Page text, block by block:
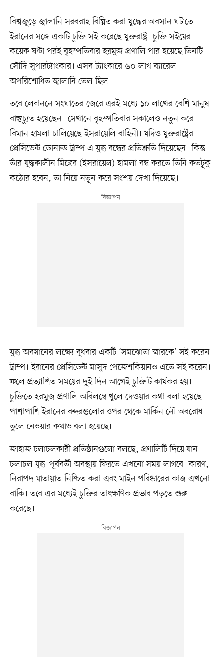
বিশ্বজুড়ে জ্বালানি সরবরাহ বিঘ্নিত করা যুদ্ধের অবসান ঘটাতে
ইরানের সঙ্গে একটি চুক্তি সই করেছে যুক্তরাষ্ট্র। চুক্তি সইয়ের
কয়েক ঘণ্টা পরই বৃহস্পতিবার হরমুজ প্রণালি পার হয়েছে তিনটি
সৌদি সুপারট্যাংকার। এসব ট্যাংকারে ৬০ লাখ ব্যারেল
অপরিশোধিত জ্বালানি তেল ছিল।
তবে লেবাননে সংঘাতের জেরে এরই মধ্যে ১০ লাখের বেশি মানুষ
বাস্তুচ্যুত হয়েছেন। সেখানে বৃহস্পতিবার সকালেও নতুন করে
বিমান হামলা চালিয়েছে ইসরায়েলি বাহিনী। যদিও যুক্তরাষ্ট্রের
প্রেসিডেন্ট ডোনাল্ড ট্রাম্প এ যুদ্ধ বন্ধের প্রতিশ্রুতি দিয়েছেন। কিন্তু
তাঁর যুদ্ধকালীন মিত্রের (ইসরায়েল) হামলা বন্ধ করতে তিনি কতটুকু
কঠোর হবেন, তা নিয়ে নতুন করে সংশয় দেখা দিয়েছে।
যুদ্ধ অবসানের লক্ষ্যে বুধবার একটি ‘সমঝোতা স্মারকে’ সই করেন
ট্রাম্প। ইরানের প্রেসিডেন্ট মাসুদ পেজেশকিয়ানও এতে সই করেন।
ফলে প্রত্যাশিত সময়ের দুই দিন আগেই চুক্তিটি কার্যকর হয়।
চুক্তিতে হরমুজ প্রণালি অবিলম্বে খুলে দেওয়ার কথা বলা হয়েছে।
পাশাপাশি ইরানের বন্দরগুলোর ওপর থেকে মার্কিন নৌ অবরোধ
তুলে নেওয়ার কথাও বলা হয়েছে।
জাহাজ চলাচলকারী প্রতিষ্ঠানগুলো বলছে, প্রণালিটি দিয়ে যান
চলাচল যুদ্ধ–পূর্ববর্তী অবস্থায় ফিরতে এখনো সময় লাগবে। কারণ,
নিরাপদ যাতায়াত নিশ্চিত করা এবং মাইন পরিষ্কারের কাজ এখনো
বাকি। তবে এর মধ্যেই চুক্তির তাৎক্ষণিক প্রভাব পড়তে শুরু
করেছে।